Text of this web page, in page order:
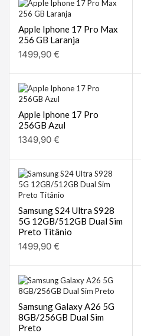
Apple Iphone 17 Pro Max
256 GB Laranja
1499,90 €
Apple Iphone 17 Pro
256GB Azul
1349,90 €
Samsung S24 Ultra S928
5G 12GB/512GB Dual Sim
Preto Titânio
1499,90 €
Samsung Galaxy A26 5G
8GB/256GB Dual Sim
Preto